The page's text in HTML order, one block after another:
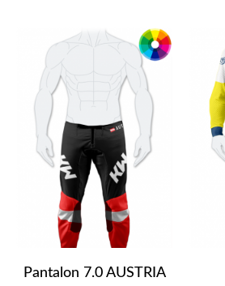
Pantalon 7.0 AUSTRIA